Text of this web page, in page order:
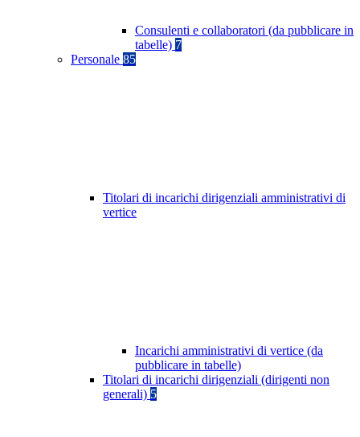
Consulenti e collaboratori (da pubblicare in
tabelle) 7
Personale 85
Titolari di incarichi dirigenziali amministrativi di
vertice
Incarichi amministrativi di vertice (da
pubblicare in tabelle)
Titolari di incarichi dirigenziali (dirigenti non
generali) 5